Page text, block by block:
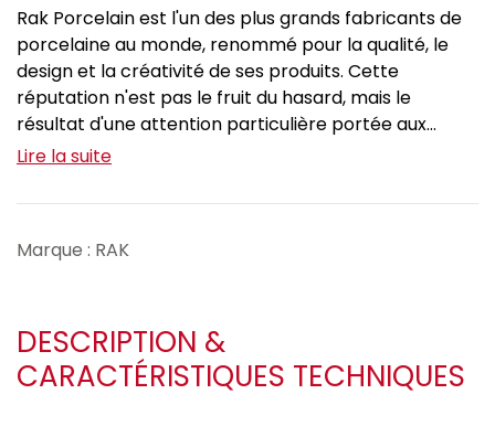
Rak Porcelain est l'un des plus grands fabricants de
porcelaine au monde, renommé pour la qualité, le
design et la créativité de ses produits. Cette
réputation n'est pas le fruit du hasard, mais le
résultat d'une attention particulière portée aux...
Lire la suite
Marque : RAK
DESCRIPTION &
CARACTÉRISTIQUES TECHNIQUES